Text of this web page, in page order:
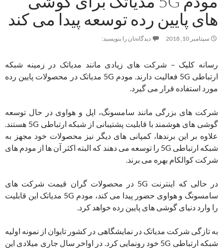
های پایین رده توسعه پیدا می کند
سپتامبر 10, 2018 دیدگاه‌تان را بنویسید:
رسانه کلیک – شرکت های زیادی مانند مدیاتک در زمینه شبکه
ارتباطی 5G فعالیت دارند. مودم 5G مدیاتک در محصولات پایین رده
مورد استفاده قرار می گیرد.
شرکت های بزرگی مانند سامسونگ، اپل و هواوی در حال توسعه
گوشی های هوشمند با قابلیت پشتیبانی از شبکه ارتباطی 5G هستند.
علاوه بر این برندها، کمپانی های دیگر نیز محصولات خود مجهز به
شبکه ارتباطی 5G را توسعه می دهند که البته اکثر آن ها از مودم های
شرکت کوالکام بهره می برند.
در حالی که اینترنت 5G در محصولات گران قیمت شرکت های
سامسونگ و هواوی حضور پیدا می کند، مودم 5G مدیاتک این قابلیت
را وارد دنیای گوشی های پایین رده خواهد کرد.
به تازگی شرکت مدیاتک در نمایشگاهی در کشور تایوان از نمونه اولیه
شبکه ارتباطی 5G خود رونمایی کرد. در اواخر سال جاری میلادی این